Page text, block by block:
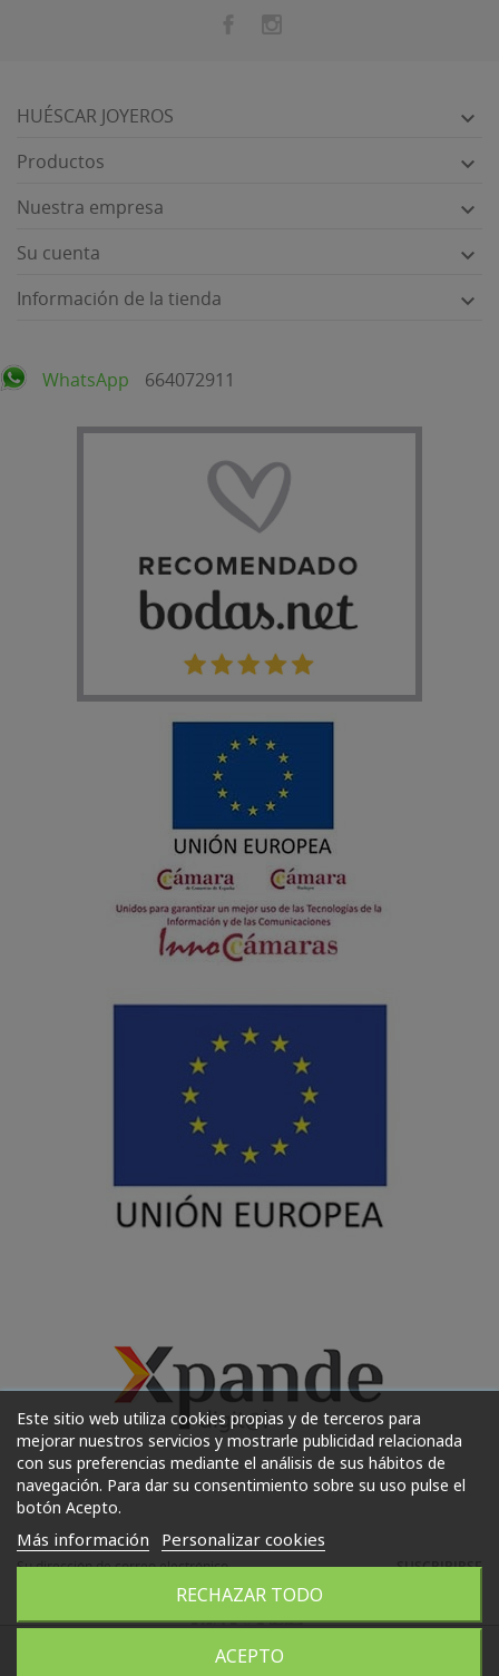
WhatsApp 664072911
HUÉSCAR JOYEROS 
Productos 
Nuestra empresa 
Su cuenta 
Información de la tienda 
WhatsApp 664072911
Este sitio web utiliza cookies propias y de terceros para
mejorar nuestros servicios y mostrarle publicidad relacionada
con sus preferencias mediante el análisis de sus hábitos de
navegación. Para dar su consentimiento sobre su uso pulse el
botón Acepto.
Más información Personalizar cookies
RECHAZAR TODO
ACEPTO
2022 Copyright (C) Huéscar Joyeros
SUSCRIBIRSE